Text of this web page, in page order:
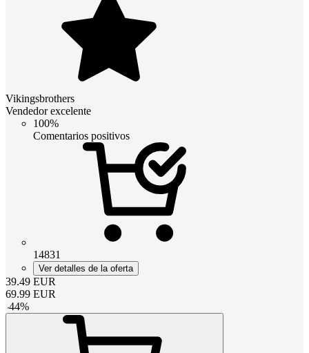
Vikingsbrothers
Vendedor excelente
100%
Comentarios positivos
14831
Ver detalles de la oferta
39.49 EUR
69.99 EUR
-44%